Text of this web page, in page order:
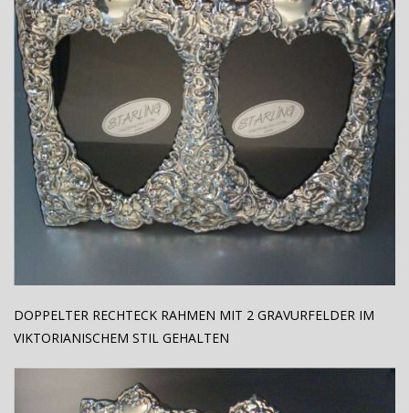
DOPPELTER RECHTECK RAHMEN MIT 2 GRAVURFELDER IM
VIKTORIANISCHEM STIL GEHALTEN